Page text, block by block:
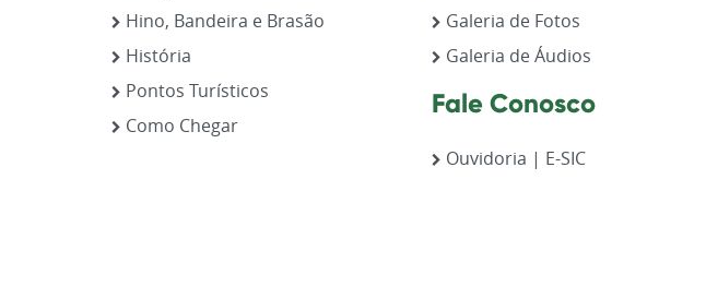
Hino, Bandeira e Brasão
História
Pontos Turísticos
Como Chegar
Galeria de Fotos
Galeria de Áudios
Fale Conosco
Ouvidoria | E-SIC